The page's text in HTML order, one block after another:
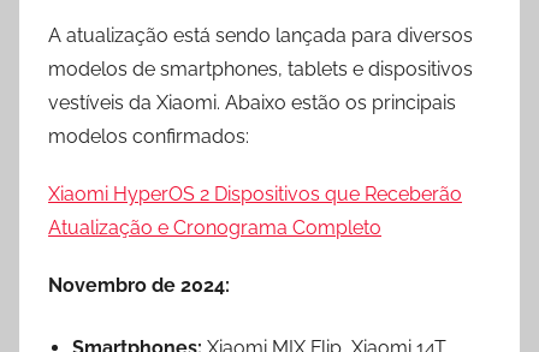
A atualização está sendo lançada para diversos
modelos de smartphones, tablets e dispositivos
vestíveis da Xiaomi. Abaixo estão os principais
modelos confirmados:
Xiaomi HyperOS 2 Dispositivos que Receberão
Atualização e Cronograma Completo
Novembro de 2024: